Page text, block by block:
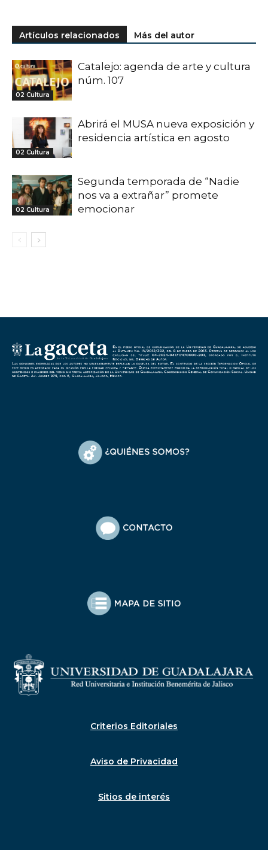
Artículos relacionados Más del autor
02 Cultura
Catalejo: agenda de arte y cultura
núm. 107
02 Cultura
Abrirá el MUSA nueva exposición y
residencia artística en agosto
02 Cultura
Segunda temporada de “Nadie
nos va a extrañar” promete
emocionar
Criterios Editoriales
Aviso de Privacidad
Sitios de interés